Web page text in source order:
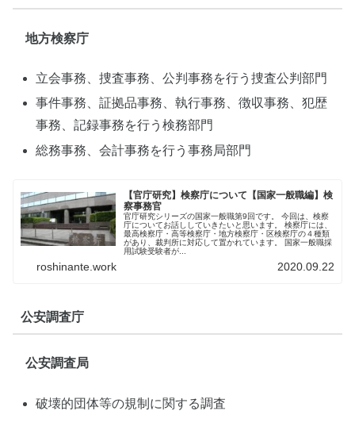
地方検察庁
立会事務、捜査事務、公判事務を行う捜査公判部門
事件事務、証拠品事務、執行事務、徴収事務、犯歴
事務、記録事務を行う検務部門
総務事務、会計事務を行う事務局部門
【官庁研究】検察庁について【国家一般職編】検
察事務官
官庁研究シリーズの国家一般職第9回です。 今回は、検察
庁についてお話ししていきたいと思います。 検察庁には、
最高検察庁・高等検察庁・地方検察庁・区検察庁の４種類
があり、裁判所に対応して置かれています。 国家一般職採
用試験受験者が...
roshinante.work 2020.09.22
公安調査庁
公安調査局
破壊的団体等の規制に関する調査